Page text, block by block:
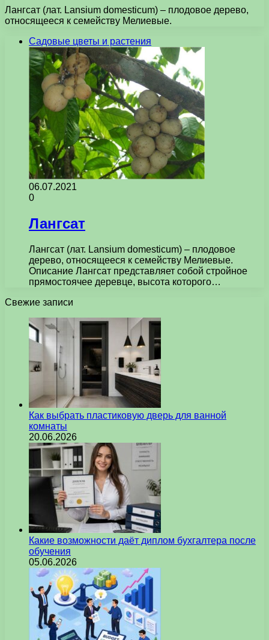
Лангсат (лат. Lansium domesticum) – плодовое дерево,
относящееся к семейству Мелиевые.
Садовые цветы и растения
06.07.2021
0
Лангсат
Лангсат (лат. Lansium domesticum) – плодовое
дерево, относящееся к семейству Мелиевые.
Описание Лангсат представляет собой стройное
прямостоячее деревце, высота которого…
Свежие записи
Как выбрать пластиковую дверь для ванной
комнаты
20.06.2026
Какие возможности даёт диплом бухгалтера после
обучения
05.06.2026